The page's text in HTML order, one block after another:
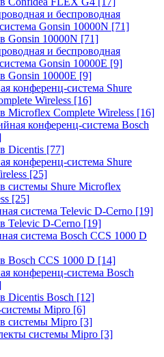
и беспроводная
Gonsin 10000N [71]
Gonsin 10000N [71]
и беспроводная
Gonsin 10000E [9]
Gonsin 10000E [9]
конференц-система Shure
Wireless [16]
Microflex Complete Wireless [16]
конференц-система Bosch
Dicentis [77]
конференц-система Shure
[25]
системы Shure Microflex
[25]
система Televic D-Cerno [19]
Televic D-Cerno [19]
система Bosch CCS 1000 D
Bosch CCS 1000 D [14]
конференц-система Bosch
Dicentis Bosch [12]
Mipro [6]
системы Mipro [3]
системы Mipro [3]